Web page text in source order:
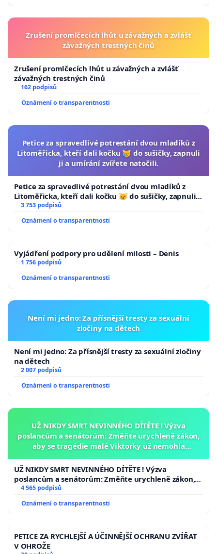
Zrušení promlčecích lhůt u závažných a zvlášť
závažných trestných činů
Zrušení promlčecích lhůt u závažných a zvlášť
závažných trestných činů
162 podpisů
Oznámení o transparentnosti
Petice za spravedlivé potrestání dvou mladíků z
Litoměřicka, kteří dali kočku 😿 do sušičky, zapnuli
ji a umírání zvířete natočili.
Petice za spravedlivé potrestání dvou mladíků z
Litoměřicka, kteří dali kočku 😿 do sušičky, zapnuli ji
a umírání zvířete natočili.
3 753 podpisů
Oznámení o transparentnosti
Vyjádření podpory pro udělení milosti – Denis
1 756 podpisů
Oznámení o transparentnosti
Není mi jedno: Za přísnější tresty za sexuální
zločiny na dětech
Není mi jedno: Za přísnější tresty za sexuální zločiny
na dětech
2 007 podpisů
Oznámení o transparentnosti
UŽ NIKDY SMRT NEVINNÉHO DÍTĚTE ! Výzva
poslancům a senátorům: Změňte urychleně zákon,
aby se tragédie malé Viktorky už nemohla
UŽ NIKDY SMRT NEVINNÉHO DÍTĚTE ! Výzva
poslancům a senátorům: Změňte urychleně zákon,
aby se tragédie malé Viktorky už nemohla opakovat!
4 565 podpisů
Oznámení o transparentnosti
PETICE ZA RYCHLEJŠÍ A ÚČINNĚJŠÍ OCHRANU ZVÍŘAT
V OHROŽE